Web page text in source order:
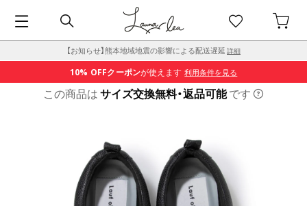
【お知らせ】熊本地域地震の影響による配送遅延 詳細
10% OFFクーポンが使えます 利用条件を見る
この商品はサイズ交換無料・返品可能です